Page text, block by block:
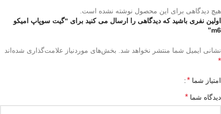
هیچ دیدگاهی برای این محصول نوشته نشده است.
اولین نفری باشید که دیدگاهی را ارسال می کنید برای “گیت سوپاپ امیکو
m6”
نشانی ایمیل شما منتشر نخواهد شد. بخش‌های موردنیاز علامت‌گذاری شده‌اند
*
امتیاز شما *
دیدگاه شما *